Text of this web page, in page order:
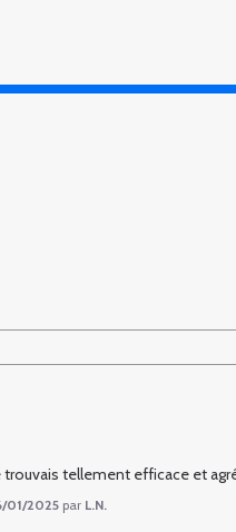
tellement efficace et
01/2025 par L.N.